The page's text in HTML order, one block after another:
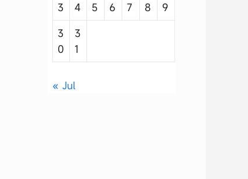
3
4
5
6
7
8
9
3
0
3
1
« Jul